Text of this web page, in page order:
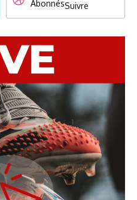
AbonnésSuivre